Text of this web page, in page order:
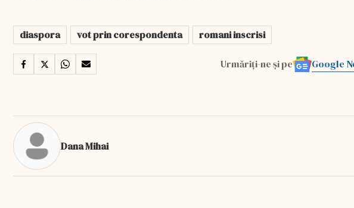
diaspora vot prin corespondenta romani inscrisi
Urmăriți-ne și pe Google
Dana Mihai